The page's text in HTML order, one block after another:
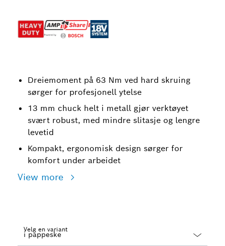
Dreiemoment på 63 Nm ved hard skruing
sørger for profesjonell ytelse
13 mm chuck helt i metall gjør verktøyet
svært robust, med mindre slitasje og lengre
levetid
Kompakt, ergonomisk design sørger for
komfort under arbeidet
View more
Velg en variant